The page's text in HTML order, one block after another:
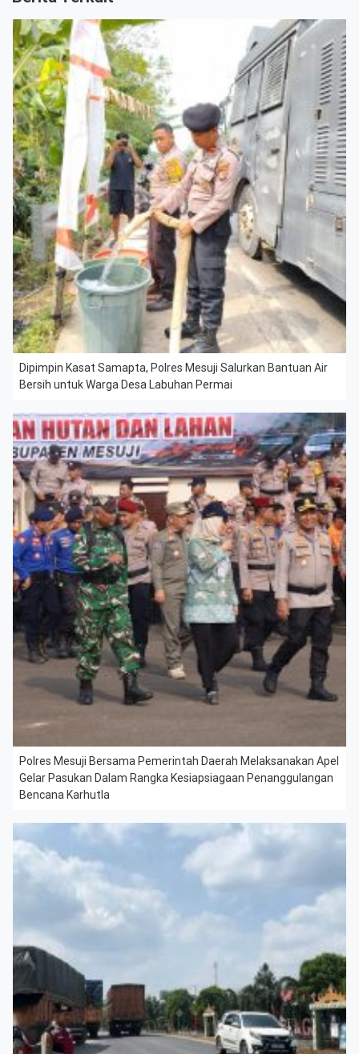
Dipimpin Kasat Samapta, Polres Mesuji Salurkan Bantuan Air
Bersih untuk Warga Desa Labuhan Permai
Polres Mesuji Bersama Pemerintah Daerah Melaksanakan Apel
Gelar Pasukan Dalam Rangka Kesiapsiagaan Penanggulangan
Bencana Karhutla